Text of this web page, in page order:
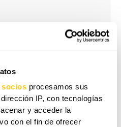
socios procesamos sus
IP, con tecnologías
y acceder la
con el fin de ofrecer
momento